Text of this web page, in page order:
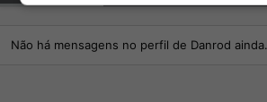
Não há mensagens no perfil de Danrod ainda.